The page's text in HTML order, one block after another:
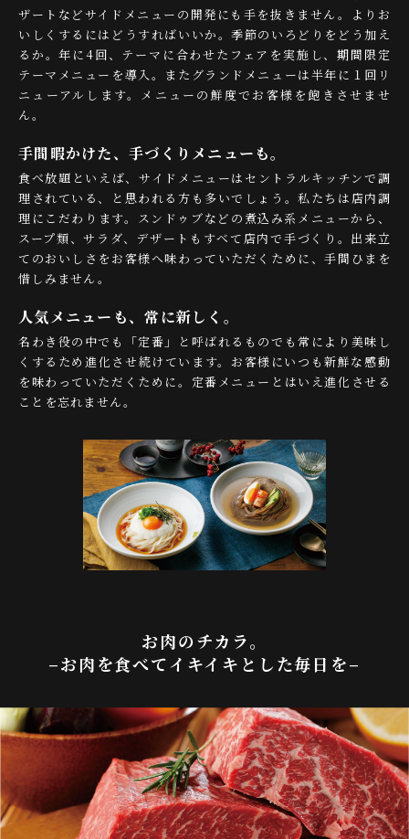
ザートなどサイドメニューの開発にも手を抜きません。よりお
いしくするにはどうすればいいか。季節のいろどりをどう加え
るか。年に4回、テーマに合わせたフェアを実施し、期間限定
テーマメニューを導入。またグランドメニューは半年に１回リ
ニューアルします。メニューの鮮度でお客様を飽きさせませ
ん。
手間暇かけた、手づくりメニューも。
食べ放題といえば、サイドメニューはセントラルキッチンで調
理されている、と思われる方も多いでしょう。私たちは店内調
理にこだわります。スンドゥブなどの煮込み系メニューから、
スープ類、サラダ、デザートもすべて店内で手づくり。出来立
てのおいしさをお客様へ味わっていただくために、手間ひまを
惜しみません。
人気メニューも、常に新しく。
名わき役の中でも「定番」と呼ばれるものでも常により美味し
くするため進化させ続けています。お客様にいつも新鮮な感動
を味わっていただくために。定番メニューとはいえ進化させる
ことを忘れません。
お肉のチカラ。
–お肉を食べてイキイキとした毎日を–